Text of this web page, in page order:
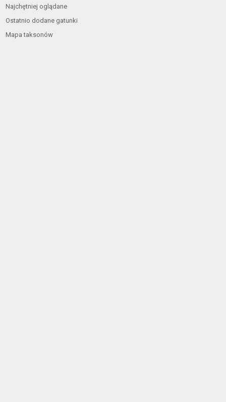
Najchętniej oglądane
Ostatnio dodane gatunki
Mapa taksonów